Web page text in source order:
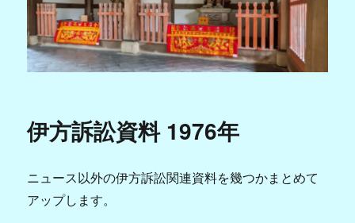
伊方訴訟資料 1976年
ニュース以外の伊方訴訟関連資料を幾つかまとめて
アップします。